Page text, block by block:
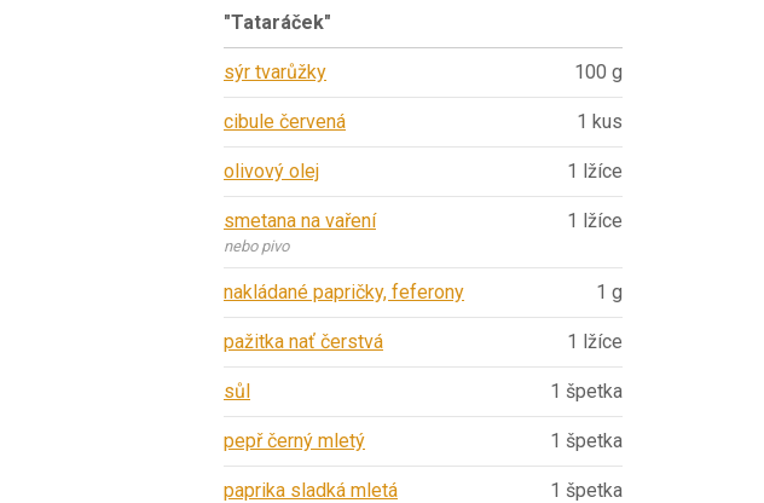
"Tataráček"
sýr tvarůžky 100 g
cibule červená 1 kus
olivový olej 1 lžíce
smetana na vaření
nebo pivo
1 lžíce
nakládané papričky, feferony 1 g
pažitka nať čerstvá 1 lžíce
sůl 1 špetka
pepř černý mletý 1 špetka
paprika sladká mletá 1 špetka